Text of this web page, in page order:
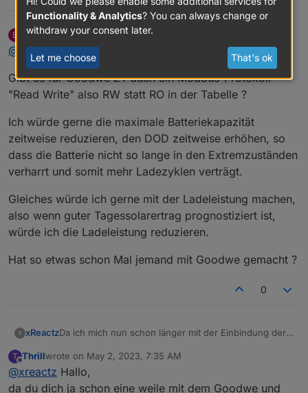
B
Offline
besimowrote onApr 28, 2023, 8:32 PM
@
jb1985
Gibt es für Goodwe ET auch ein Modbus-Protokoll
"Read Write" also RW statt RO in der Tabelle ?
Ich würde gerne die maximale Batteriekapazität
zeitweise reduzieren, den DOD zeitweise erhöhen, so
dass die Batterie nicht so lange in den Extremzuständen
verharrt und somit mehr Ladezyklen verträgt.
Gleiches würde ich gerne mit der Ladeleistung machen,
also wenn guter Tagessolarertrag prognostiziert ist,
würde ich die Ladeleistung reduzieren.
Hat so etwas schon Mal jemand mit Goodwe gemacht ?
0
X xReactzDa ich mich nun schon länger mit der Einbindung der
und ich ebenfalls von der IoBroker Community viel
Hilfe, Scripte oder Adapter nutze, möchte ich meine
Erfahrungen mit euch teilen.
Grundlegen sind mir 3x Möglichkeiten bekannt um
Daten der Goodwe Wechselrichter in IoBroker zu
bringen.Daten vom Sems Portal auslesen und in IoBroker
T
Offline
Thrillwrote on May 2, 2023, 7:35 AM
last edited by
@xreactz Hallo,
da du dich ja schon eine weile mit dem Goodwe und
Functionality & Analytics? You can always change or
withdraw your consent later.
Let me choose That's ok